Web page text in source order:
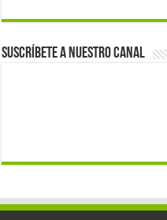
Suscríbete a nuestro canal